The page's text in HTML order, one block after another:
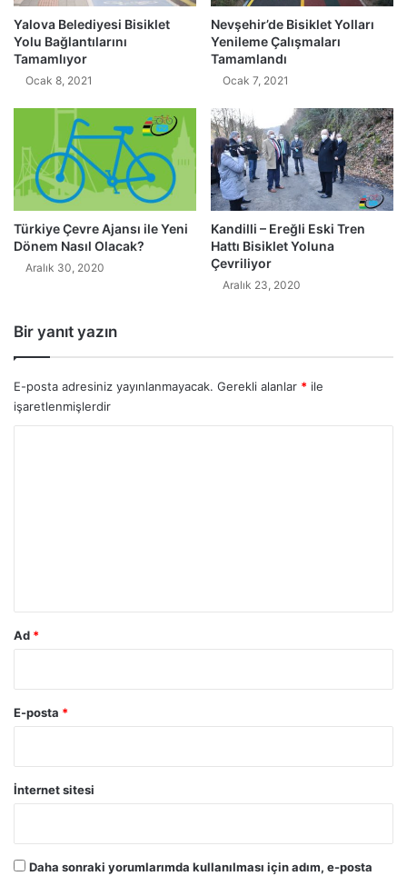
Yalova Belediyesi Bisiklet
Yolu Bağlantılarını
Tamamlıyor
Ocak 8, 2021
Nevşehir’de Bisiklet Yolları
Yenileme Çalışmaları
Tamamlandı
Ocak 7, 2021
Türkiye Çevre Ajansı ile Yeni
Dönem Nasıl Olacak?
Aralık 30, 2020
Kandilli – Ereğli Eski Tren
Hattı Bisiklet Yoluna
Çevriliyor
Aralık 23, 2020
Bir yanıt yazın
E-posta adresiniz yayınlanmayacak. Gerekli alanlar * ile
işaretlenmişlerdir
Ad *
E-posta *
İnternet sitesi
Daha sonraki yorumlarımda kullanılması için adım, e-posta